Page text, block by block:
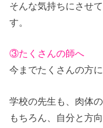
そんな気持ちにさせ
す。
③たくさんの師へ
今までたくさんの方
学校の先生も、肉体
もちろん、自分と方